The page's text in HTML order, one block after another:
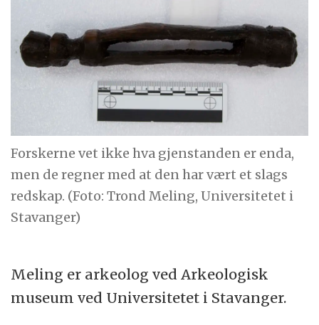
Forskerne vet ikke hva gjenstanden er enda,
men de regner med at den har vært et slags
redskap. (Foto: Trond Meling, Universitetet i
Stavanger)
Meling er arkeolog ved Arkeologisk
museum ved Universitetet i Stavanger.